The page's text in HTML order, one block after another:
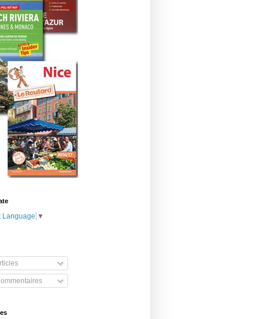
Language ▼